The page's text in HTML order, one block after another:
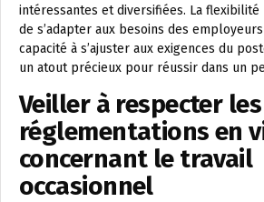
intéressantes et diversifiées. La
de s’adapter aux besoins des
capacité à s’ajuster aux exigences du
un atout précieux pour réussir dans un
Veiller à respecter les
réglementations en
concernant le travail
occasionnel